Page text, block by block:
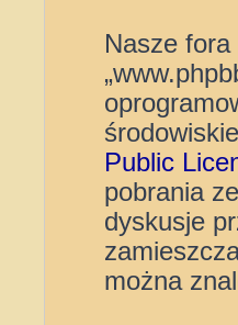
Nasze fora
Public
pobrania
dyskusje
można